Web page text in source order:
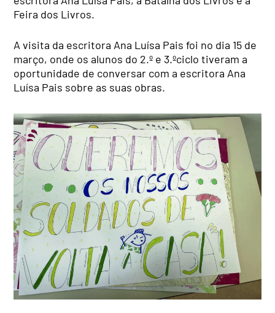
Feira dos Livros.
A visita da escritora Ana Luísa Pais foi no dia 15 de
março, onde os alunos do 2.º e 3.ºciclo tiveram a
oportunidade de conversar com a escritora Ana
Luísa Pais sobre as suas obras.